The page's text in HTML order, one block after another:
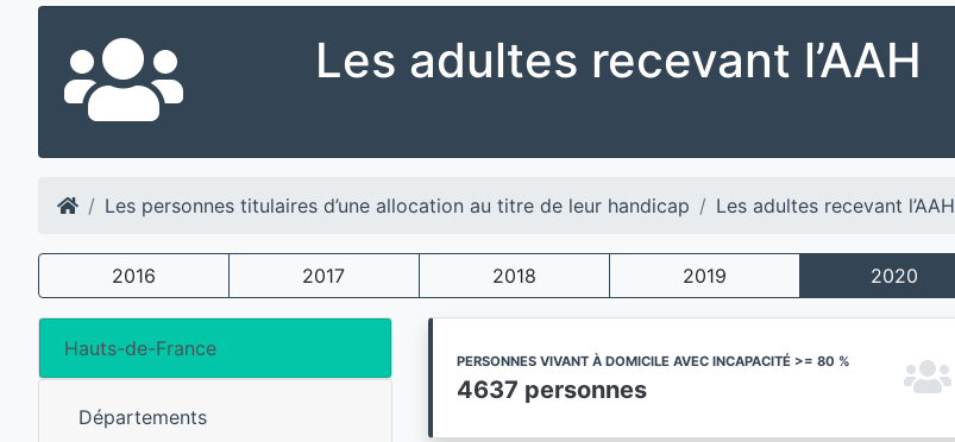
Les adultes recevant l’AAH
Les personnes titulaires d’une allocation au titre de leur handicap Les adultes recevant l’AAH
2016 2017 2018 2019 2020
Hauts-de-France
Départements
PERSONNES VIVANT À DOMICILE AVEC INCAPACITÉ >= 80 %
4637 personnes